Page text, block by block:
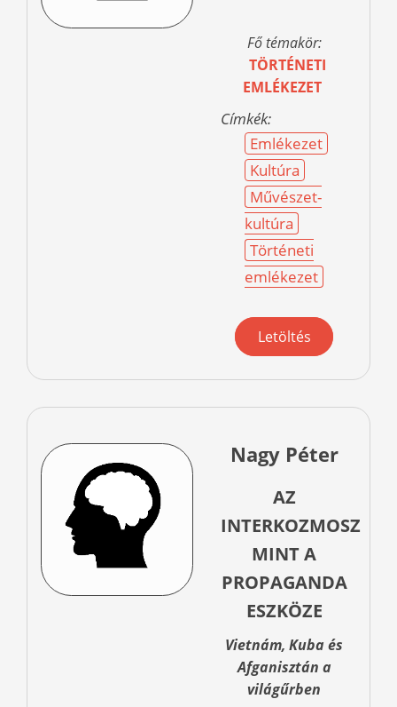
Fő témakör:
TÖRTÉNETI
EMLÉKEZET
Címkék:
Emlékezet
Kultúra
Művészet-
kultúra
Történeti
emlékezet
Letöltés
Nagy Péter
AZ
INTERKOZMOSZ
MINT A
PROPAGANDA
ESZKÖZE
Vietnám, Kuba és
Afganisztán a
világűrben